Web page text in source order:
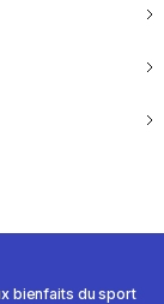
bienfaits du sport